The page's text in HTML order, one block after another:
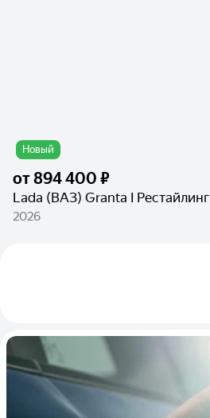
Новый
от894 400 ₽
Lada (ВАЗ) Granta I Рестайлинг
2026